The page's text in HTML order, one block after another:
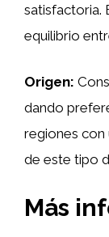
satisfactoria.
equilibrio
Origen:
dando
regiones con
de este tipo
Más